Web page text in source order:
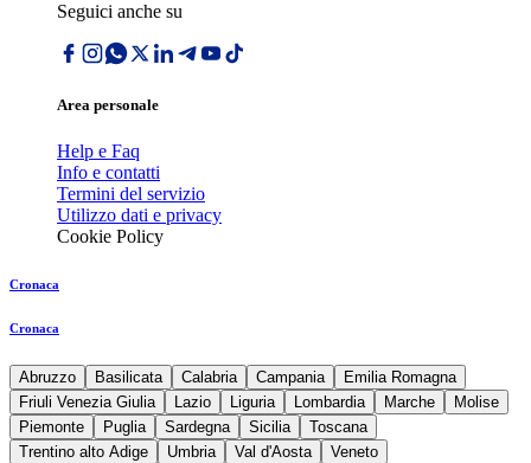
Seguici anche su
Area personale
Help e Faq
Info e contatti
Termini del servizio
Utilizzo dati e privacy
Cookie Policy
Cronaca
Cronaca
Abruzzo Basilicata Calabria Campania
Emilia Romagna
Friuli Venezia Giulia
Lazio Liguria Lombardia Marche
Molise
Piemonte
Puglia Sardegna Sicilia
Toscana
Trentino alto Adige
Umbria Val d'Aosta Veneto